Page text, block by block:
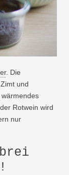
. Die
und
Rotwein wird
nur